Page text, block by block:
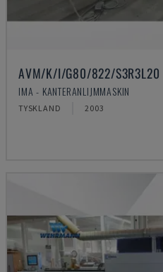
AVM/K/I/G80/822/S3R3L20
IMA - KANTERANLIJMMASKIN
TYSKLAND 2003